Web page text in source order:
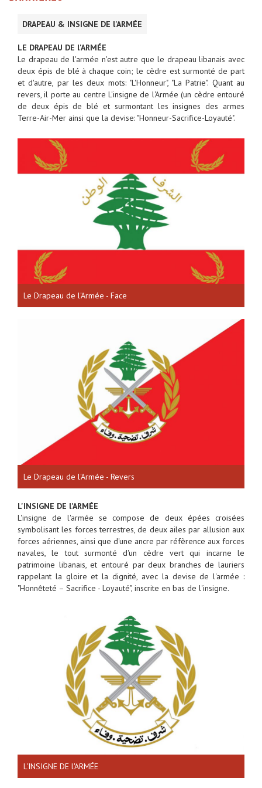
DRAPEAU & INSIGNE DE l'ARMÉE
LE DRAPEAU DE l'ARMÉE
Le drapeau de l'armée n'est autre que le drapeau libanais avec
deux épis de blé à chaque coin; le cèdre est surmonté de part
et d'autre, par les deux mots: "L'Honneur", "La Patrie". Quant au
revers, il porte au centre L'insigne de l'Armée (un cèdre entouré
de deux épis de blé et surmontant les insignes des armes
Terre-Air-Mer ainsi que la devise: "Honneur-Sacrifice-Loyauté".
Le Drapeau de l'Armée - Face
Le Drapeau de l'Armée - Revers
L'INSIGNE DE l'ARMÉE
L'insigne de l'armée se compose de deux épées croisées
symbolisant les forces terrestres, de deux ailes par allusion aux
forces aériennes, ainsi que d'une ancre par réfèrence aux forces
navales, le tout surmonté d'un cèdre vert qui incarne le
patrimoine libanais, et entouré par deux branches de lauriers
rappelant la gloire et la dignité, avec la devise de l'armée :
"Honnêteté – Sacrifice - Loyauté", inscrite en bas de l'insigne.
L'INSIGNE DE l'ARMÉE